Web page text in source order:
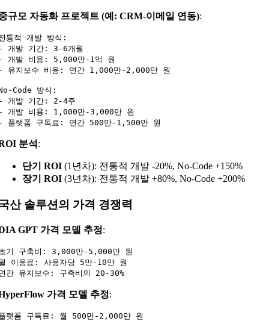
규모 자동화 프로젝트 (예: CRM-이메일 연동):
통적 개발 방식:
개발 기간: 3-6개월
개발 비용: 5,000만-1억 원
유지보수 비용: 연간 1,000만-2,000만 원
Code 방식:
개발 기간: 2-4주
개발 비용: 1,000만-3,000만 원
분석 :
단기 ROI (1년차): 전통적 개발 -20%, No-Code +150%
장기 ROI (3년차): 전통적 개발 +80%, No-Code +200%
산 솔루션의 가격 경쟁력
GPT 가격 모델 추정:
기 구축비: 3,000만-5,000만 원
이용료: 사용자당 5만-10만 원
가격 모델 추정:
랫폼 구독료: 월 500만-2,000만 원